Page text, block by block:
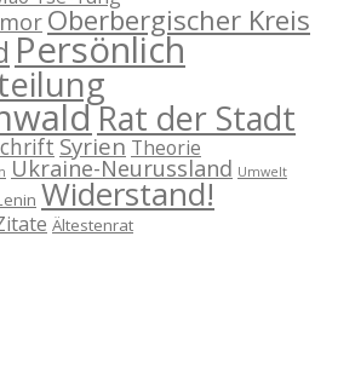
Oberbergischer Kreis
Persönlich
Rat der Stadt
Syrien Theorie
Ukraine-Neurussland Umwelt
Widerstand!
Ältestenrat